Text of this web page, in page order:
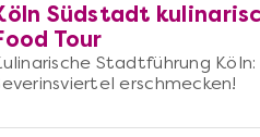
Südstadt
Tour
Stadtführung Köln:
erschmecken!